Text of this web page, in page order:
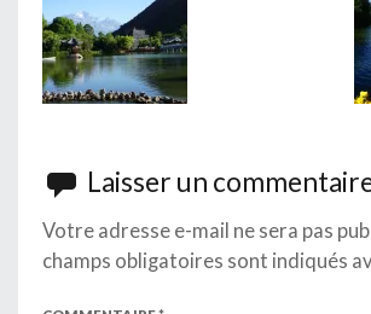
Laisser un
Votre adresse e-mail ne sera pas
champs obligatoires sont indiqués